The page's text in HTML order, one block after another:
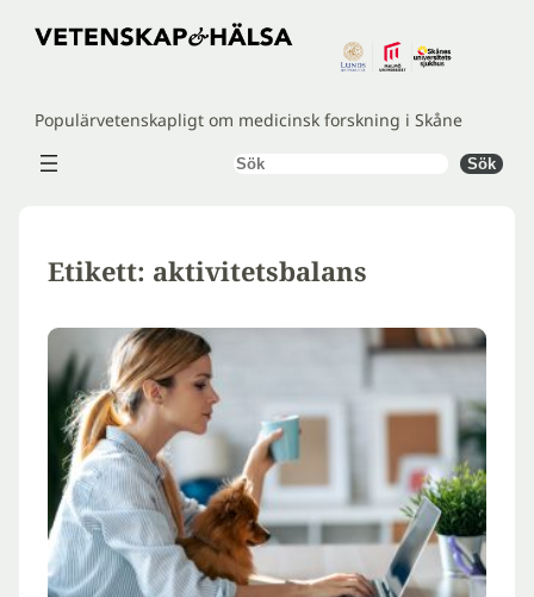
Hoppa
Populärvetenskapligt om medicinsk forskning i Skåne
Sök Sök
Etikett: aktivitetsbalans